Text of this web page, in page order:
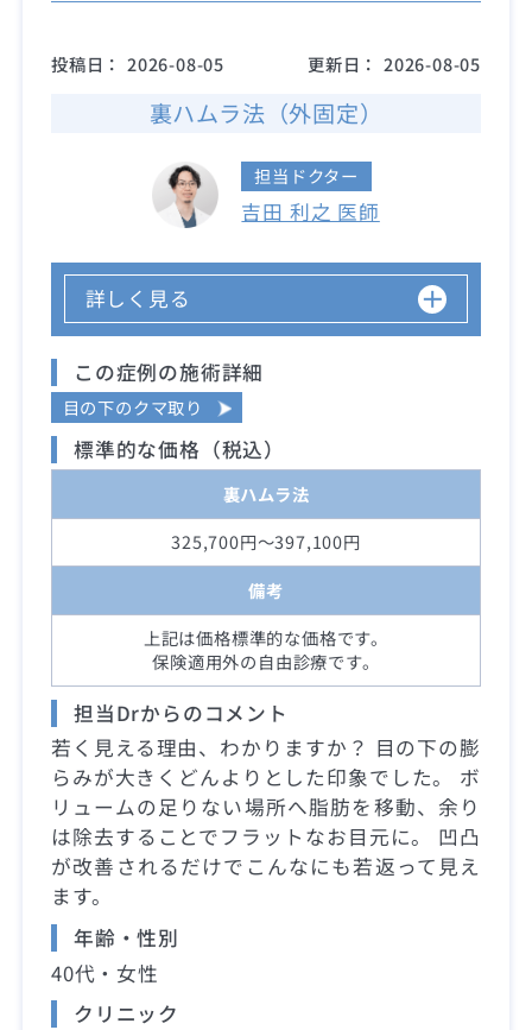
投稿日： 2026-08-05 更新日： 2026-08-05
裏ハムラ法（外固定）
担当ドクター
吉田 利之 医師
詳しく見る
この症例の施術詳細
目の下のクマ取り
標準的な価格（税込）
裏ハムラ法
325,700円～397,100円
備考
上記は価格標準的な価格です。
保険適用外の自由診療です。
担当Drからのコメント
若く見える理由、わかりますか？ 目の下の膨
らみが大きくどんよりとした印象でした。 ボ
リュームの足りない場所へ脂肪を移動、余り
は除去することでフラットなお目元に。 凹凸
が改善されるだけでこんなにも若返って見え
ます。
年齢・性別
40代・女性
クリニック